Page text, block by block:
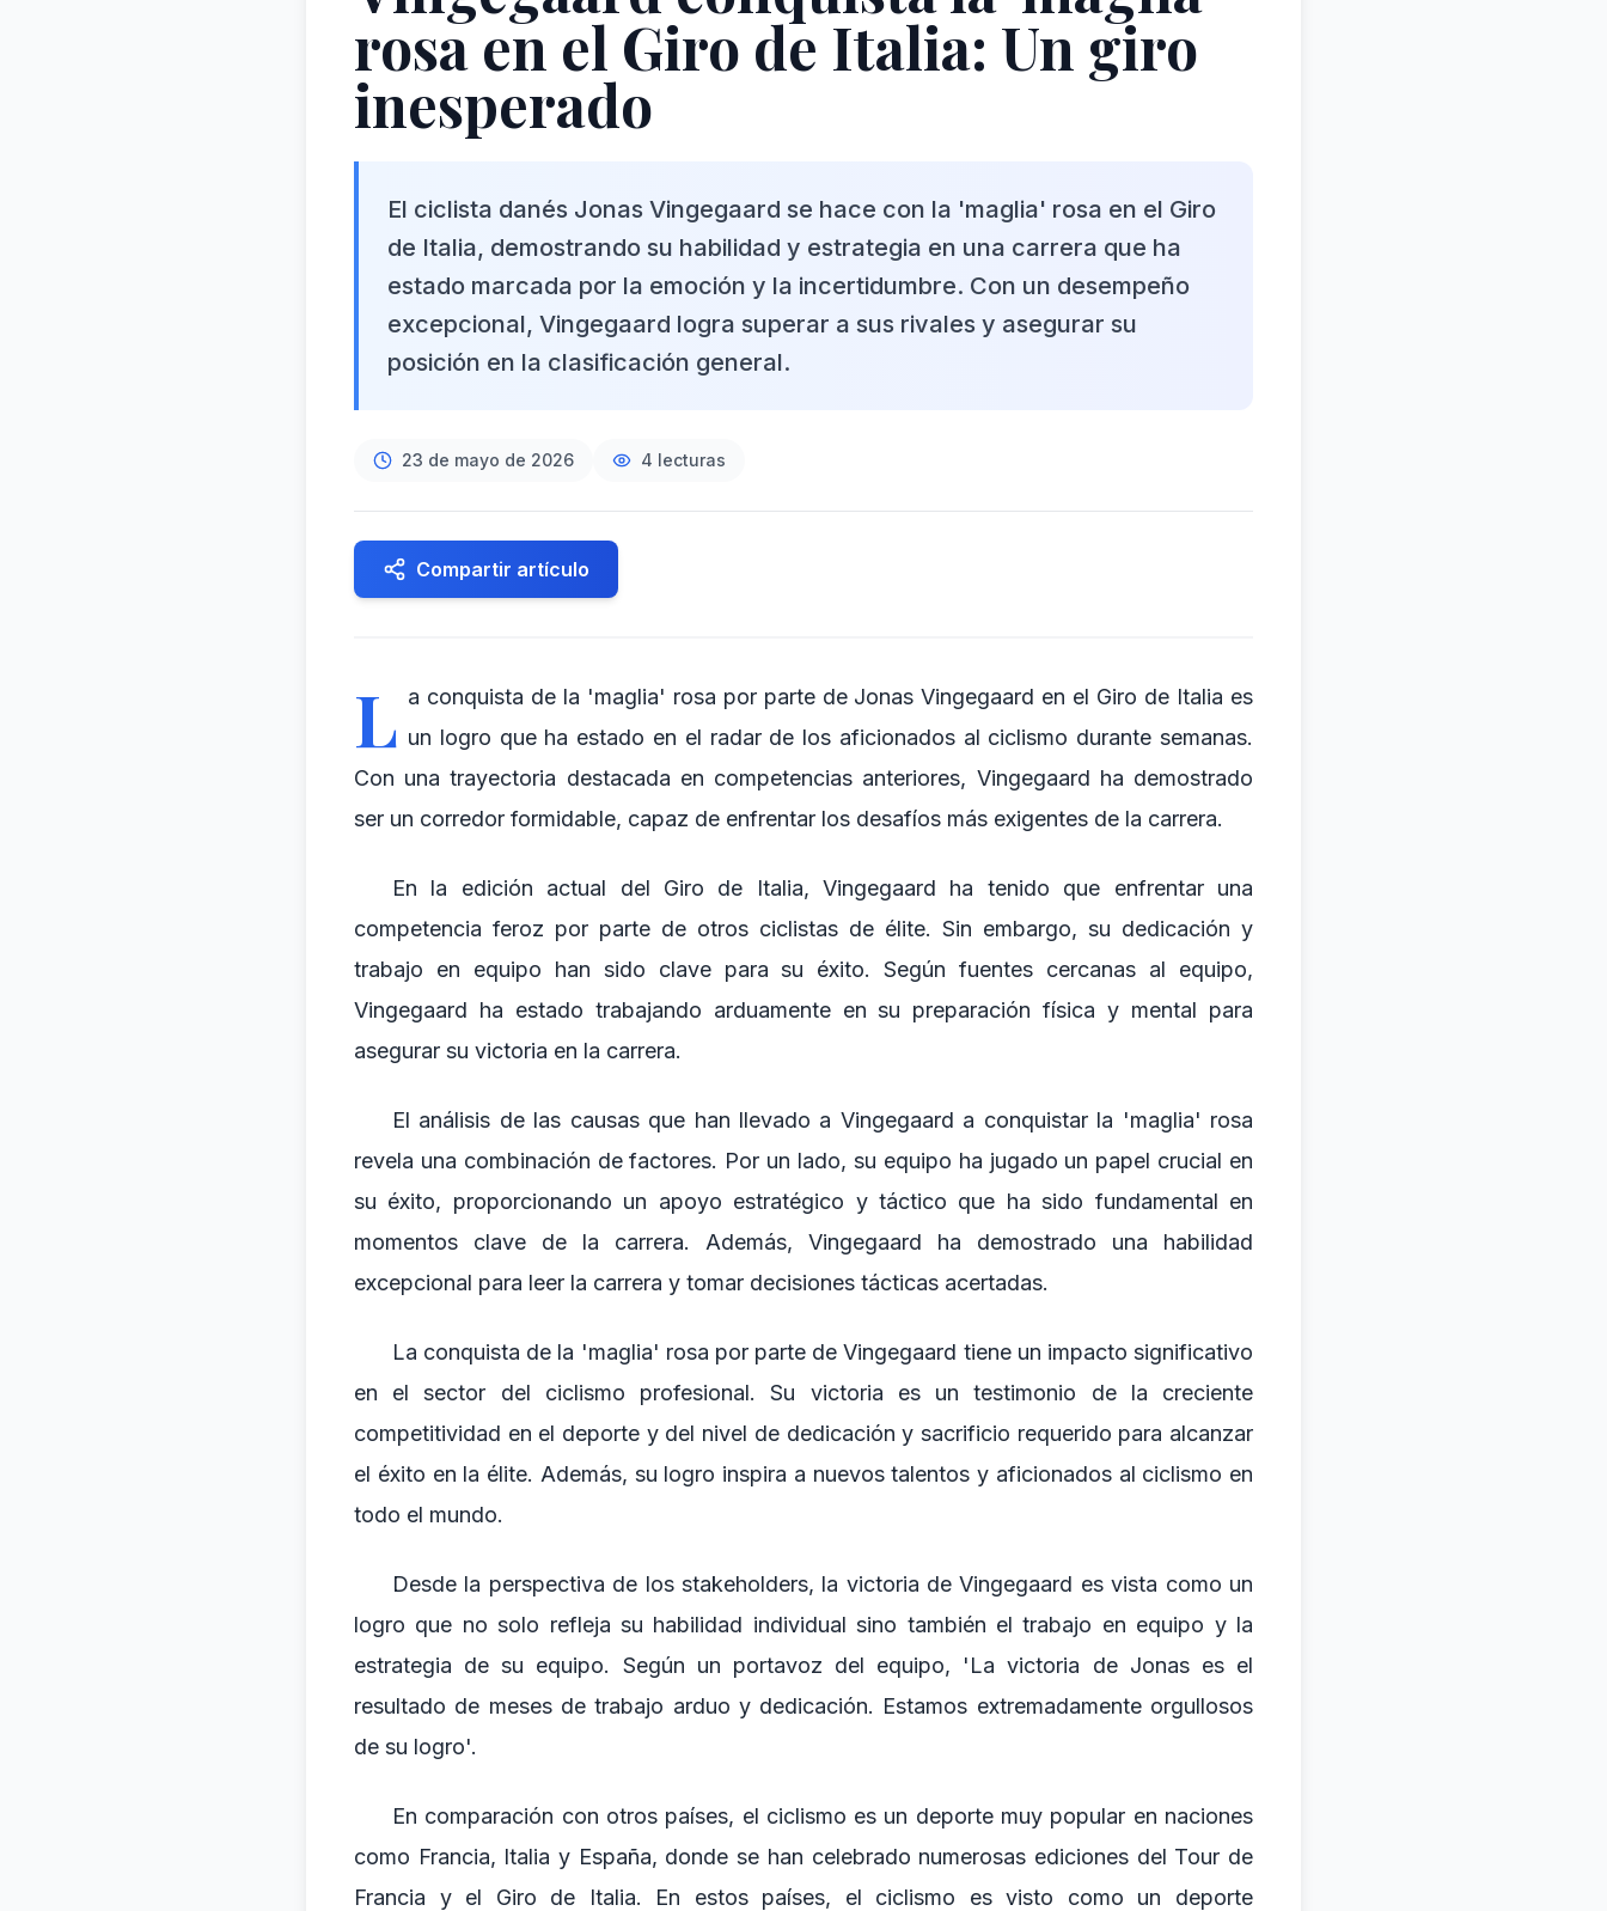
rosa en el Giro de Italia: Un giro
inesperado
El ciclista danés Jonas Vingegaard se hace con la 'maglia' rosa en el Giro
de Italia, demostrando su habilidad y estrategia en una carrera que ha
estado marcada por la emoción y la incertidumbre. Con un desempeño
excepcional, Vingegaard logra superar a sus rivales y asegurar su
posición en la clasificación general.
23 de mayo de 2026 4 lecturas
Compartir artículo
L a conquista de la 'maglia' rosa por parte de Jonas Vingegaard en el Giro de Italia es
un logro que ha estado en el radar de los aficionados al ciclismo durante semanas.
Con una trayectoria destacada en competencias anteriores, Vingegaard ha demostrado
ser un corredor formidable, capaz de enfrentar los desafíos más exigentes de la carrera.
En la edición actual del Giro de Italia, Vingegaard ha tenido que enfrentar una
competencia feroz por parte de otros ciclistas de élite. Sin embargo, su dedicación y
trabajo en equipo han sido clave para su éxito. Según fuentes cercanas al equipo,
Vingegaard ha estado trabajando arduamente en su preparación física y mental para
asegurar su victoria en la carrera.
El análisis de las causas que han llevado a Vingegaard a conquistar la 'maglia' rosa
revela una combinación de factores. Por un lado, su equipo ha jugado un papel crucial en
su éxito, proporcionando un apoyo estratégico y táctico que ha sido fundamental en
momentos clave de la carrera. Además, Vingegaard ha demostrado una habilidad
excepcional para leer la carrera y tomar decisiones tácticas acertadas.
La conquista de la 'maglia' rosa por parte de Vingegaard tiene un impacto significativo
en el sector del ciclismo profesional. Su victoria es un testimonio de la creciente
competitividad en el deporte y del nivel de dedicación y sacrificio requerido para alcanzar
el éxito en la élite. Además, su logro inspira a nuevos talentos y aficionados al ciclismo en
todo el mundo.
Desde la perspectiva de los stakeholders, la victoria de Vingegaard es vista como un
logro que no solo refleja su habilidad individual sino también el trabajo en equipo y la
estrategia de su equipo. Según un portavoz del equipo, 'La victoria de Jonas es el
resultado de meses de trabajo arduo y dedicación. Estamos extremadamente orgullosos
de su logro'.
En comparación con otros países, el ciclismo es un deporte muy popular en naciones
como Francia, Italia y España, donde se han celebrado numerosas ediciones del Tour de
Francia y el Giro de Italia. En estos países, el ciclismo es visto como un deporte